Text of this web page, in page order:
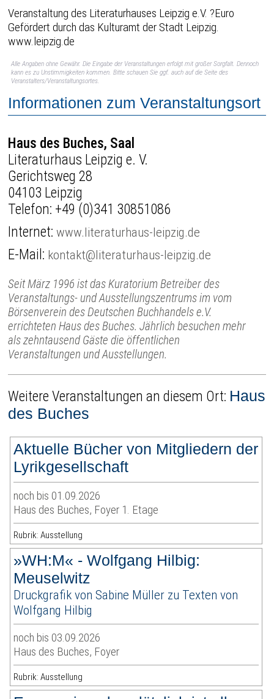
Veranstaltung des Literaturhauses Leipzig e.V. ?Euro
Gefördert durch das Kulturamt der Stadt Leipzig.
www.leipzig.de
Alle Angaben ohne Gewähr. Die Eingabe der Veranstaltungen erfolgt mit großer Sorgfalt. Dennoch
kann es zu Unstimmigkeiten kommen. Bitte schauen Sie ggf. auch auf die Seite des
Veranstalters/Veranstaltungsortes.
Informationen zum Veranstaltungsort
Haus des Buches, Saal
Literaturhaus Leipzig e. V.
Gerichtsweg 28
04103 Leipzig
Telefon: +49 (0)341 30851086
Internet:www.literaturhaus-leipzig.de
E-Mail: kontakt@literaturhaus-leipzig.de
Seit März 1996 ist das Kuratorium Betreiber des
Veranstaltungs- und Ausstellungszentrums im vom
Börsenverein des Deutschen Buchhandels e.V.
errichteten Haus des Buches. Jährlich besuchen mehr
als zehntausend Gäste die öffentlichen
Veranstaltungen und Ausstellungen.
Weitere Veranstaltungen an diesem Ort: Haus
des Buches
Aktuelle Bücher von Mitgliedern der
Lyrikgesellschaft
noch bis 01.09.2026
Haus des Buches, Foyer 1. Etage
Rubrik: Ausstellung
»WH:M« - Wolfgang Hilbig:
Meuselwitz
Druckgrafik von Sabine Müller zu Texten von
Wolfgang Hilbig
noch bis 03.09.2026
Haus des Buches, Foyer
Rubrik: Ausstellung